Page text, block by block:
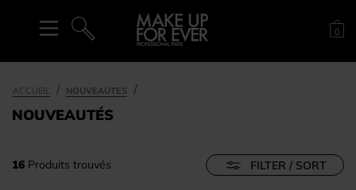
RECHERCHE
0
ACCUEIL NOUVEAUTES
NOUVEAUTÉS
16 Produits trouvés FILTER / SORT